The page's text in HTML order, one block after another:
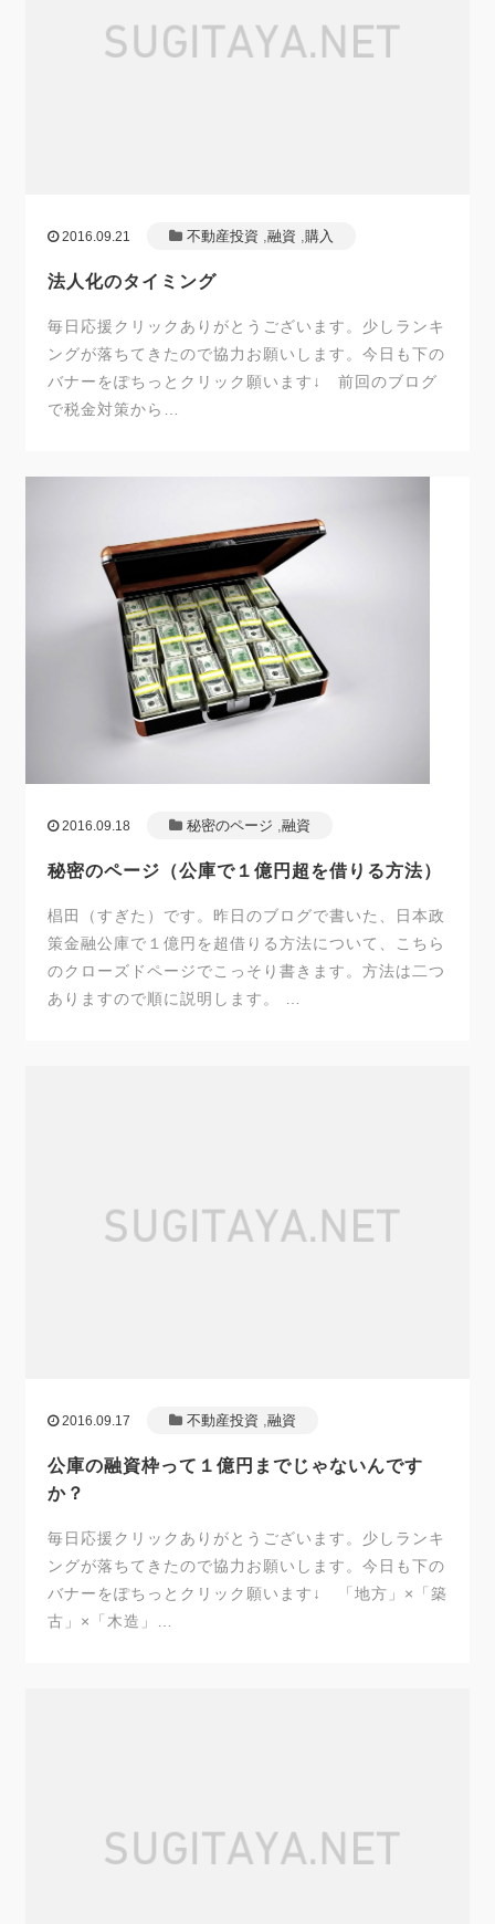
2016.09.21 不動産投資 ,融資 ,購入
法人化のタイミング
毎日応援クリックありがとうございます。少しランキ
ングが落ちてきたので協力お願いします。今日も下の
バナーをぽちっとクリック願います↓ 前回のブログ
で税金対策から…
2016.09.18 秘密のページ ,融資
秘密のページ（公庫で１億円超を借りる方法）
椙田（すぎた）です。昨日のブログで書いた、日本政
策金融公庫で１億円を超借りる方法について、こちら
のクローズドページでこっそり書きます。方法は二つ
ありますので順に説明します。 …
2016.09.17 不動産投資 ,融資
公庫の融資枠って１億円までじゃないんです
か？
毎日応援クリックありがとうございます。少しランキ
ングが落ちてきたので協力お願いします。今日も下の
バナーをぽちっとクリック願います↓ 「地方」×「築
古」×「木造」…